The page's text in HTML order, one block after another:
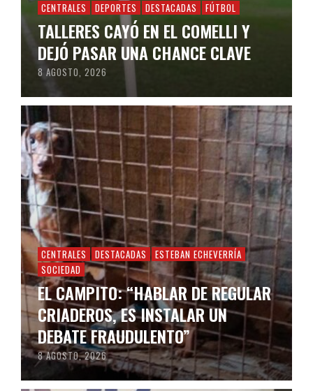
CENTRALES DEPORTES DESTACADAS FÚTBOL
TALLERES CAYÓ EN EL COMELLI Y
DEJÓ PASAR UNA CHANCE CLAVE
8 AGOSTO, 2026
CENTRALES DESTACADAS
ESTEBAN ECHEVERRÍA
SOCIEDAD
EL CAMPITO: “HABLAR DE REGULAR
CRIADEROS, ES INSTALAR UN
DEBATE FRAUDULENTO”
8 AGOSTO, 2026